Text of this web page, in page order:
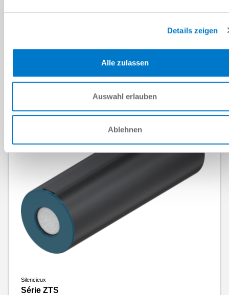
Details zeigen
Alle zulassen
Auswahl erlauben
Ablehnen
G1/4" / G1/8" / G3/8"
0.025 kg - 0.22 kg
Silencieux
Série ZTS